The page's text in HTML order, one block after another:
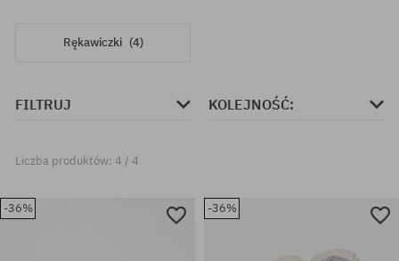
Rękawiczki (4)
FILTRUJ KOLEJNOŚĆ:
Liczba produktów: 4 / 4
-36% -36%